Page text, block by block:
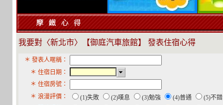
我要對〈新北市〉【御庭汽車旅館】 發表住宿心得
＊ 發表人暱稱：
＊ 住宿日期：
＊ 住宿房號：
＊ 浪漫評價：
(1)失敗 (2)嘆息 (3)勉強 (4)普通
(5)不